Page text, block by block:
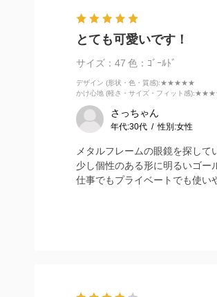
とても可愛いです！
サイズ：47 色：ｺﾞｰﾙﾄﾞ
デザイン (形状・色・質感):★★★★★
かけ心地 (軽さ・サイズ・フィット感)
さっちゃん
年代:30代 性別:女性
メタルフレームの眼鏡を探して
少し個性のある形に明るいゴー
仕事でもプライベートでも使い